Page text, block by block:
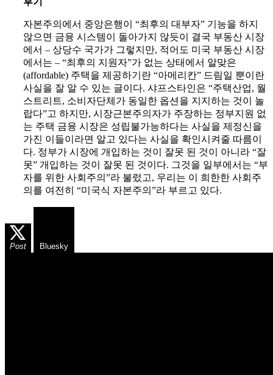
자본주의에서 중앙은행이 “최후의 대부자” 기능을 하지
않으면 금융 시스템이 돌아가지 않듯이 결국 부동산 시장
에서 – 상당수 국가가 그렇지만, 적어도 미국 부동산 시장
에서는 – “최후의 지원자”가 없는 상태에서 알맞은
(affordable) 주택을 제공하기란 “아메리칸” 드림일 뿐이란
사실을 잘 알 수 있는 글이다. 샤프스타인은 “주택산업, 월
스트리트, 소비자단체가 동일한 옵션을 지지하는 것이 놀
랍다”고 하지만, 시장근본주의자가 주장하는 정부지원 없
는 주택 금융 시장은 성립불가능하다는 사실을 제정신을
가진 이들이라면 알고 있다는 사실을 확인시켜줄 따름이
다. 정부가 시장에 개입하는 것이 잘못 된 것이 아니라 “잘
못” 개입하는 것이 잘못 된 것이다. 그것을 일부에서는 “부
자를 위한 사회주의”라 불렀고, 우리는 이 희한한 사회주
의를 여전히 “미국식 자본주의”라 부르고 있다.
Post Bluesky